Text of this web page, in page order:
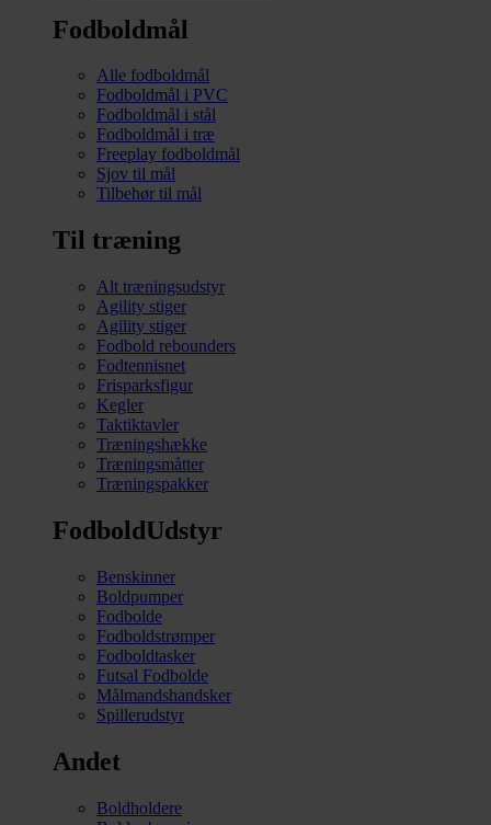
Fodboldmål
Alle fodboldmål
Fodboldmål i PVC
Fodboldmål i stål
Fodboldmål i træ
Freeplay fodboldmål
Sjov til mål
Tilbehør til mål
Til træning
Alt træningsudstyr
Agility stiger
Agility stiger
Fodbold rebounders
Fodtennisnet
Frisparksfigur
Kegler
Taktiktavler
Træningshække
Træningsmåtter
Træningspakker
FodboldUdstyr
Benskinner
Boldpumper
Fodbolde
Fodboldstrømper
Fodboldtasker
Futsal Fodbolde
Målmandshandsker
Spillerudstyr
Andet
Boldholdere